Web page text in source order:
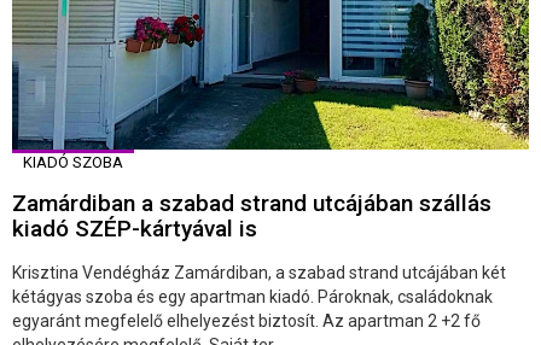
KIADÓ SZOBA
Zamárdiban a szabad strand utcájában szállás
kiadó SZÉP-kártyával is
Krisztina Vendégház Zamárdiban, a szabad strand utcájában két
kétágyas szoba és egy apartman kiadó. Pároknak, családoknak
egyaránt megfelelő elhelyezést biztosít. Az apartman 2 +2 fő